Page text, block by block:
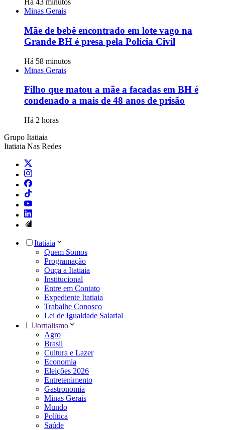
Há 43 minutos
Minas Gerais
Mãe de bebê encontrado em lote vago na
Grande BH é presa pela Polícia Civil
Há 58 minutos
Minas Gerais
Filho que matou a mãe a facadas em BH é
condenado a mais de 48 anos de prisão
Há 2 horas
Grupo Itatiaia
Itatiaia Nas Redes
Itatiaia
Quem Somos
Programação
Ouça a Itatiaia
Institucional
Entre em Contato
Expediente Itatiaia
Trabalhe Conosco
Lei de Igualdade Salarial
Jornalismo
Agro
Brasil
Cultura e Lazer
Economia
Eleições 2026
Entretenimento
Gastronomia
Minas Gerais
Mundo
Política
Saúde